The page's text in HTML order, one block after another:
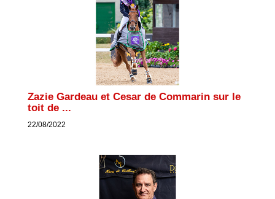
Zazie Gardeau et Cesar de Commarin sur le
toit de ...
22/08/2022